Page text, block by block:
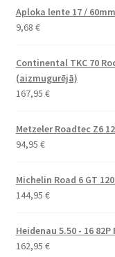
Aploka lente 17 / 60mm
9,68 €
Continental TKC 70
(aizmugurējā)
167,95 €
Metzeler Roadtec Z6
94,95 €
Michelin Road 6 GT
144,95 €
Heidenau 5.50 - 16 82P
162,95 €